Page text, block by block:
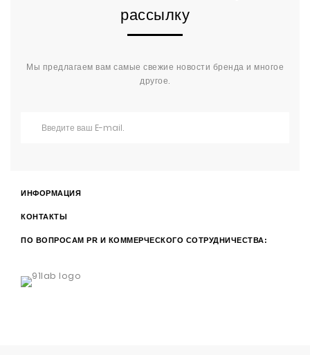
рассылку
Мы предлагаем вам самые свежие новости бренда и многое
другое.
ИНФОРМАЦИЯ
КОНТАКТЫ
ПО ВОПРОСАМ PR И КОММЕРЧЕСКОГО СОТРУДНИЧЕСТВА: